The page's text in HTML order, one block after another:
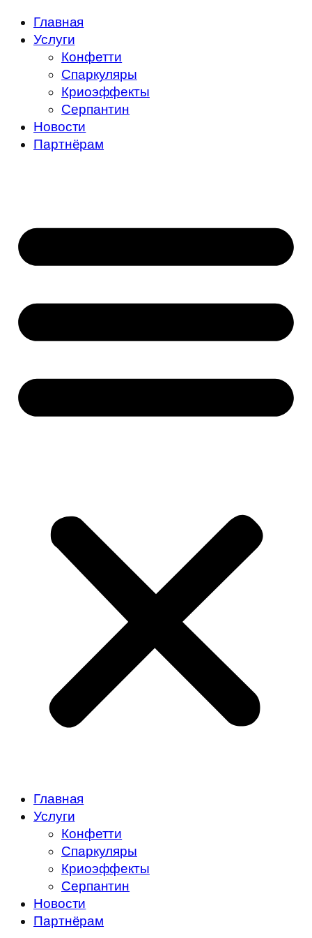
Главная
Услуги
Конфетти
Спаркуляры
Криоэффекты
Серпантин
Новости
Партнёрам
Главная
Услуги
Конфетти
Спаркуляры
Криоэффекты
Серпантин
Новости
Партнёрам